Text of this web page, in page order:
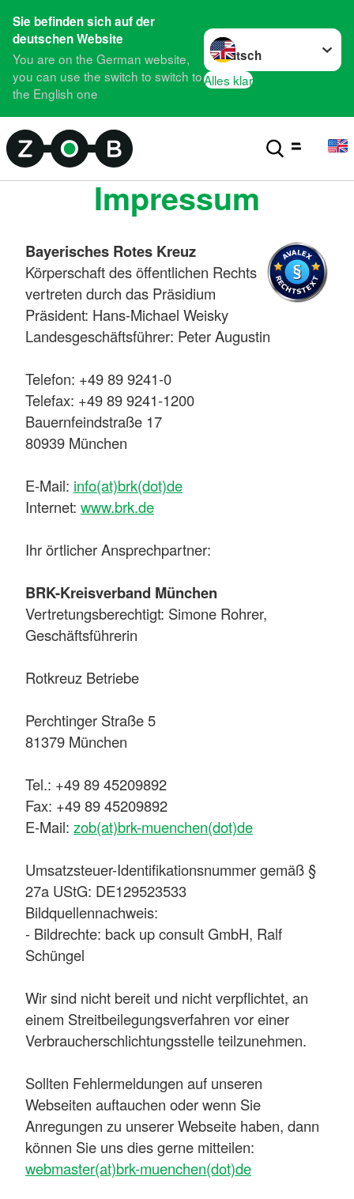
Sie befinden sich auf der
deutschen Website
You are on the German website,
you can use the switch to switch to
the English one
Sprache wechseln zu
Alles klar
Impressum
Bayerisches Rotes Kreuz
Körperschaft des öffentlichen Rechts
vertreten durch das Präsidium
Präsident: Hans-Michael Weisky
Landesgeschäftsführer: Peter Augustin
Telefon: +49 89 9241-0
Telefax: +49 89 9241-1200
Bauernfeindstraße 17
80939 München
E-Mail: info(at)brk(dot)de
Internet: www.brk.de
Ihr örtlicher Ansprechpartner:
BRK-Kreisverband München
Vertretungsberechtigt: Simone Rohrer,
Geschäftsführerin
Rotkreuz Betriebe
Perchtinger Straße 5
81379 München
Tel.: +49 89 45209892
Fax: +49 89 45209892
E-Mail: zob(at)brk-muenchen(dot)de
Umsatzsteuer-Identifikationsnummer gemäß §
27a UStG: DE129523533
Bildquellennachweis:
- Bildrechte: back up consult GmbH, Ralf
Schüngel
Wir sind nicht bereit und nicht verpflichtet, an
einem Streitbeilegungsverfahren vor einer
Verbraucherschlichtungsstelle teilzunehmen.
Sollten Fehlermeldungen auf unseren
Webseiten auftauchen oder wenn Sie
Anregungen zu unserer Webseite haben, dann
können Sie uns dies gerne mitteilen:
webmaster(at)brk-muenchen(dot)de